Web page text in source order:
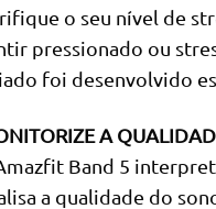
o seu nível de
pressionado ou
foi desenvolvido
A
Band 5
a qualidade do